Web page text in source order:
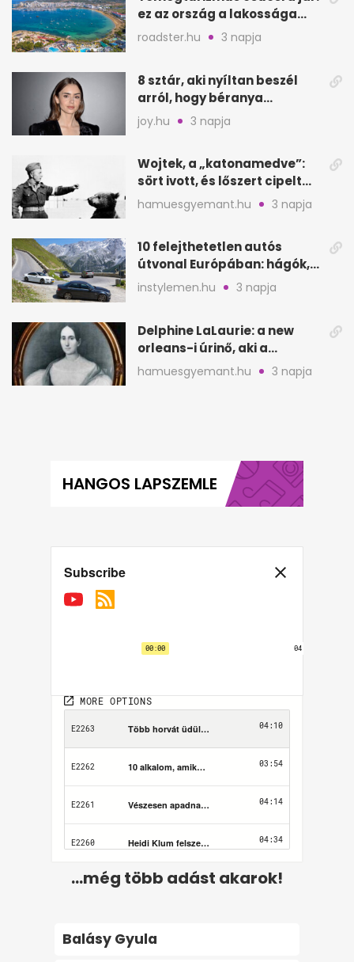
ez az ország a lakossága
kétszeresét fogadja
roadster.hu 3 napja
8 sztár, aki nyíltan beszél
arról, hogy béranya
segítette a családalapítást
joy.hu 3 napja
Wojtek, a „katonamedve”:
sört ivott, és lőszert cipelt
Monte Cassinónál
hamuesgyemant.hu 3 napja
10 felejthetetlen autós
útvonal Európában: hágók,
partok, fjordok
instylemen.hu 3 napja
Delphine LaLaurie: a new
orleans-i úrinő, aki a
padláson kínzott
hamuesgyemant.hu 3 napja
HANGOS LAPSZEMLE
...még több adást akarok!
Balásy Gyula